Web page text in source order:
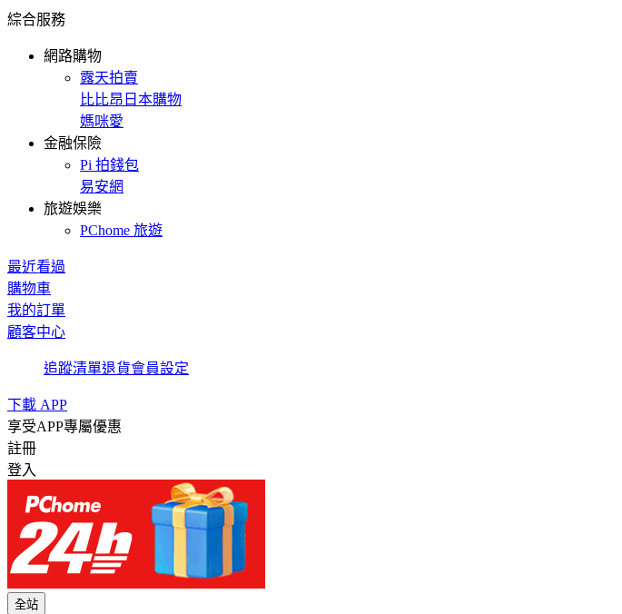
綜合服務
網路購物
露天拍賣
比比昂日本購物
媽咪愛
金融保險
Pi 拍錢包
易安網
旅遊娛樂
PChome 旅遊
最近看過
購物車
我的訂單
顧客中心
追蹤清單退貨會員設定
下載 APP
享受APP專屬優惠
註冊
登入
全站